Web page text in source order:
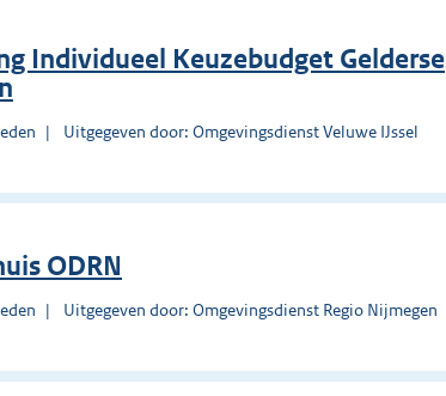
Individueel Keuzebudget Gelderse
Uitgegeven door: Omgevingsdienst Veluwe IJssel
ODRN
Uitgegeven door: Omgevingsdienst Regio Nijmegen